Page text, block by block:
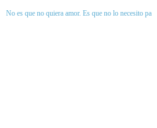
No es que no quiera amor. Es que no lo necesito pa